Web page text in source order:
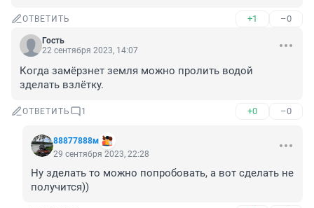
ОТВЕТИТЬ +1 –0
Гость
22 сентября 2023, 14:07
Когда замёрзнет земля можно пролить водой
зделать взлётку.
ОТВЕТИТЬ 1 +0 –0
88877888м
29 сентября 2023, 22:28
Ну зделать то можно попробовать, а вот сделать не
получится))